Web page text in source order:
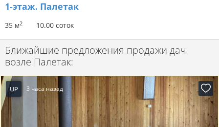
1-этаж. Палетак
35 м2 10.00 соток
Ближайшие предложения продажи дач
возле Палетак:
UP 3 часа назад